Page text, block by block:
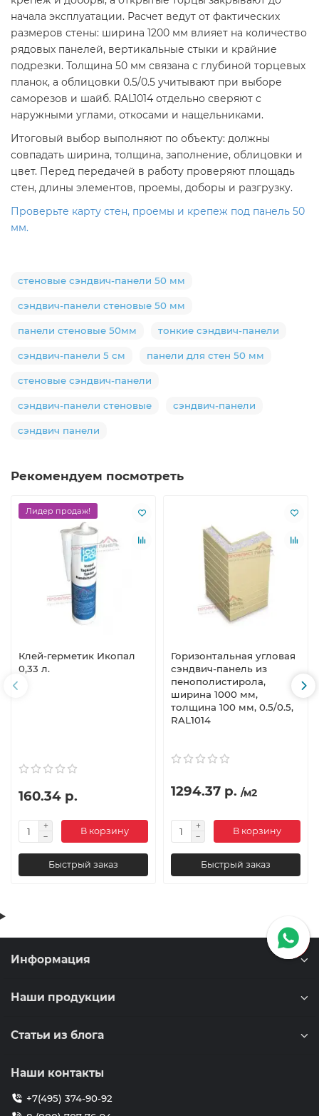
начала эксплуатации. Расчет ведут от фактических
размеров стены: ширина 1200 мм влияет на количество
рядовых панелей, вертикальные стыки и крайние
подрезки. Толщина 50 мм связана с глубиной торцевых
планок, а облицовки 0.5/0.5 учитывают при выборе
саморезов и шайб. RAL1014 отдельно сверяют с
наружными углами, откосами и нащельниками.
Итоговый выбор выполняют по объекту: должны
совпадать ширина, толщина, заполнение, облицовки и
цвет. Перед передачей в работу проверяют площадь
стен, длины элементов, проемы, доборы и разгрузку.
Проверьте карту стен, проемы и крепеж под панель 50
мм.
стеновые сэндвич-панели 50 мм
сэндвич-панели стеновые 50 мм
панели стеновые 50мм тонкие сэндвич-панели
сэндвич-панели 5 см панели для стен 50 мм
стеновые сэндвич-панели
сэндвич-панели стеновые сэндвич-панели
сэндвич панели
Рекомендуем посмотреть
Лидер продаж!
Клей-герметик Икопал
0,33 л.
160.34 р.
В корзину
Быстрый заказ
Горизонтальная угловая
сэндвич-панель из
пенополистирола,
ширина 1000 мм,
толщина 100 мм, 0.5/0.5,
RAL1014
1294.37 р. /м2
В корзину
Быстрый заказ
Информация
Наши продукции
Статьи из блога
Наши контакты
+7(495) 374-90-92